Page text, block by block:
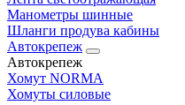
Манометры шинные
Шланги продува кабины
Автокрепеж
Автокрепеж
Хомут NORMA
Хомуты силовые